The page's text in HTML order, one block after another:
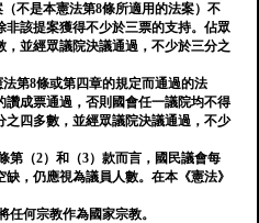
不是本憲法第8條所適用的法案）不
非該提案獲得不少於三票的支持。佔眾
並經眾議院決議通過，不少於三分之
第8條或第四章的規定而通過的法
讚成票通過，否則國會任一議院均不得
之四多數，並經眾議院決議通過，不少
第（2）和（3）款而言，國民議會每
，仍應視為議員人數。在本《憲法》
任何宗教作為國家宗教。